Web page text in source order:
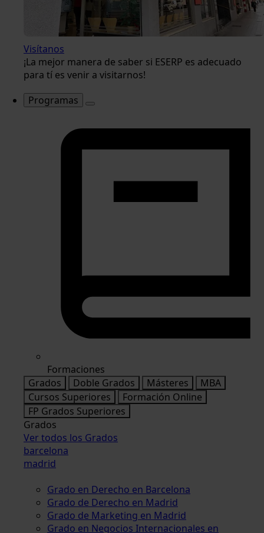
Visítanos
¡La mejor manera de saber si ESERP es adecuado
para tí es venir a visitarnos!
Programas
Formaciones
Grados
Doble Grados Másteres
MBA
Cursos Superiores
Formación Online
FP Grados Superiores
Grados
Ver todos los Grados
barcelona
madrid
Grado en Derecho en Barcelona
Grado de Derecho en Madrid
Grado de Marketing en Madrid
Grado en Negocios Internacionales en